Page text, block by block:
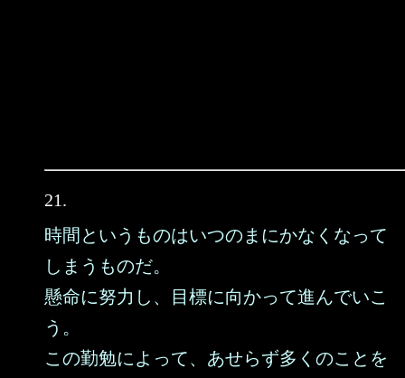
21.
時間というものはいつのまにかなくなって
しまうものだ。
懸命に努力し、目標に向かって進んでいこ
う。
この勤勉によって、あせらず多くのことを